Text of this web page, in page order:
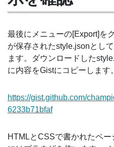
最後にメニューの[Export]を
が保存されたstyle.jsonとし
ます。ダウンロードした
に内容をGistにコピーします。
https://gist.github.com/
6233b71bfaf
HTMLとCSSで書かれたペ